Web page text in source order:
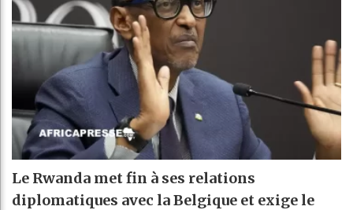
Le Rwanda met fin à ses relations
diplomatiques avec la Belgique et exige le